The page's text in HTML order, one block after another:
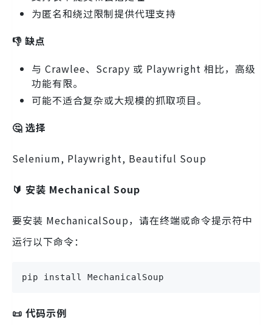
为匿名和绕过限制提供代理支持
👎 缺点
与 Crawlee、Scrapy 或 Playwright 相比，高级
功能有限。
可能不适合复杂或大规模的抓取项目。
🤔 选择
Selenium, Playwright, Beautiful Soup
🔰 安装 Mechanical Soup
要安装 MechanicalSoup，请在终端或命令提示符中
运行以下命令：
pip install MechanicalSoup
📜 代码示例